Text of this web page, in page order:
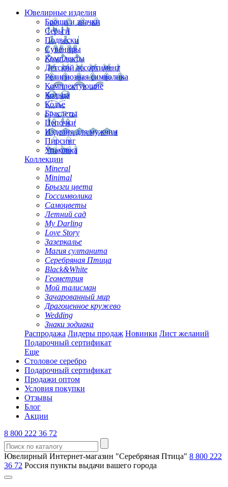
Ювелирные изделия
Броши и значки
Серьги
Подвески
Сувениры
Комплекты
Детский ассортимент
Религиозная символика
Комплектующие
Кольца
Колье
Браслеты
Цепочки
Изделия для мужчин
Пирсинг
Упаковка
Коллекции
Mineral
Minimal
Брызги цвета
Госсимволика
Самоцветы
Летний сад
My Darling
Love Story
Зазеркалье
Магия султанита
Серебряная Птица
Black&White
Геометрия
Мой талисман
Зачарованный мир
Драгоценное кружево
Wedding
Знаки зодиака
Распродажа Лидеры продаж Новинки Лист желаний
Подарочный сертификат
Еще
Столовое серебро
Подарочный сертификат
Продажи оптом
Условия покупки
Отзывы
Блог
Акции
8 800 222 36 72
Ювелирный Интернет-магазин "Серебряная Птица" 8 800 222
36 72 Россия пункты выдачи вашего города